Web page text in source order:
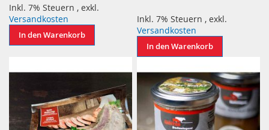
Inkl. 7% Steuern , exkl.
Versandkosten
In den Warenkorb
Inkl. 7% Steuern ,exkl.
Versandkosten
In den Warenkorb